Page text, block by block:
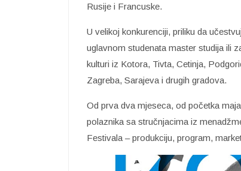
Rusije i Francuske.
U velikoj konkurenciji, priliku da
uglavnom studenata master studija ili
kulturi iz Kotora, Tivta, Cetinja,
Zagreba, Sarajeva i drugih gradova.
Od prva dva mjeseca, od početka
polaznika sa stručnjacima iz
Festivala – produkciju, program,